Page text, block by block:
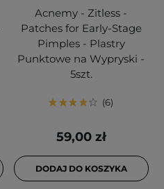
Acnemy - Zitless -
Patches for Early-Stage
Pimples - Plastry
Punktowe na Wypryski -
5szt.
6
59,00 zł
DODAJ DO KOSZYKA